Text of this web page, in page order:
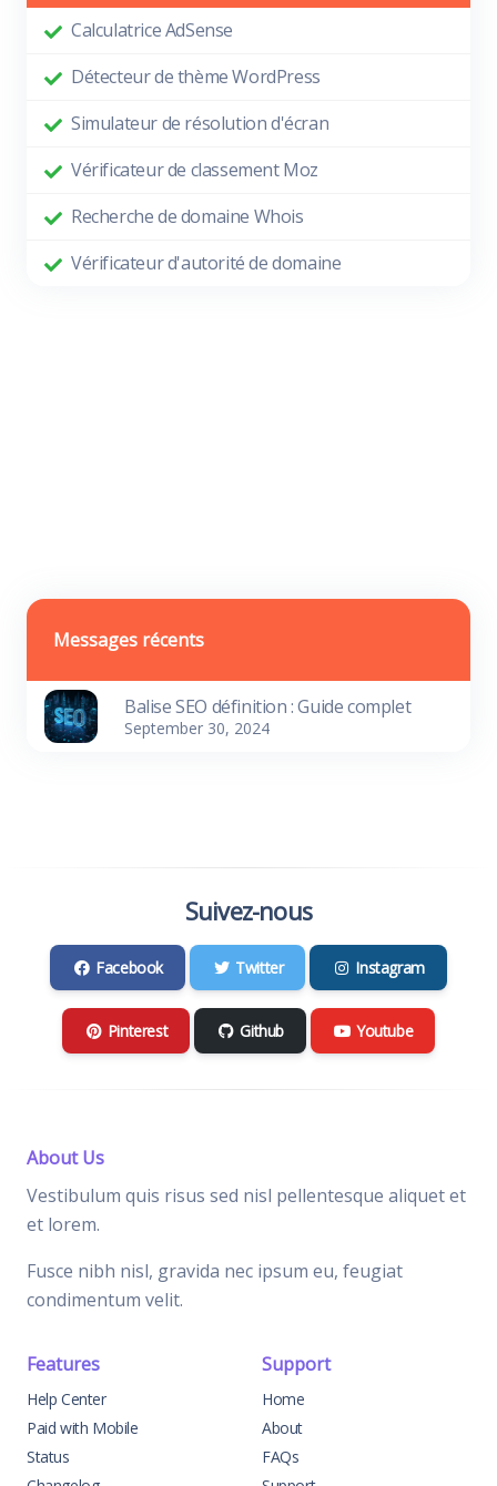
Calculatrice AdSense
Détecteur de thème WordPress
Simulateur de résolution d'écran
Vérificateur de classement Moz
Recherche de domaine Whois
Vérificateur d'autorité de domaine
Messages récents
Balise SEO définition : Guide complet
September 30, 2024
Suivez-nous
Facebook Twitter Instagram
Pinterest Github Youtube
About Us
Vestibulum quis risus sed nisl pellentesque aliquet et
et lorem.
Fusce nibh nisl, gravida nec ipsum eu, feugiat
condimentum velit.
Features
Help Center
Paid with Mobile
Status
Support
Home
About
FAQs